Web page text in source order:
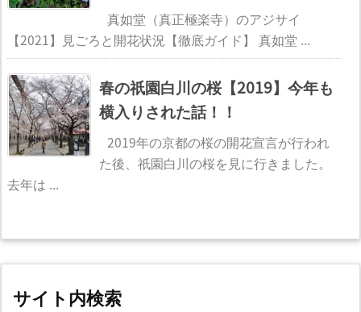
真如堂（真正極楽寺）のアジサイ
【2021】見ごろと開花状況【徹底ガイド】 真如堂 ...
春の祇園白川の桜【2019】今年も
横入りされた話！！
2019年の京都の桜の開花宣言が行われ
た後、祇園白川の桜を見に行きました。
去年は ...
サイト内検索